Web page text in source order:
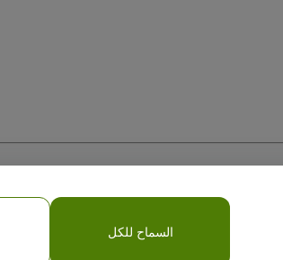
السماح للكل